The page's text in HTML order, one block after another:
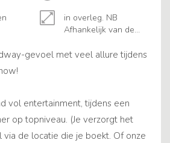
in overleg. NB
Afhankelijk van de
gevoel met veel allure tijdens
vol entertainment, tijdens een
op topniveau. (Je verzorgt het
de locatie die je boekt. Of onze